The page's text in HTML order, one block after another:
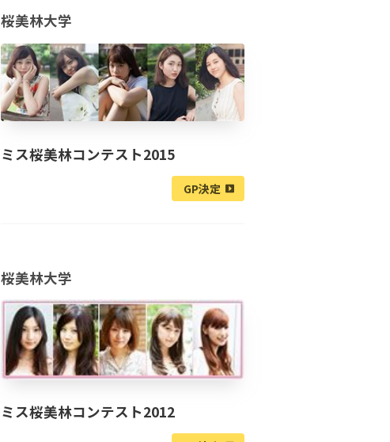
桜美林大学
ミス桜美林コンテスト2015
GP決定
桜美林大学
ミス桜美林コンテスト2012